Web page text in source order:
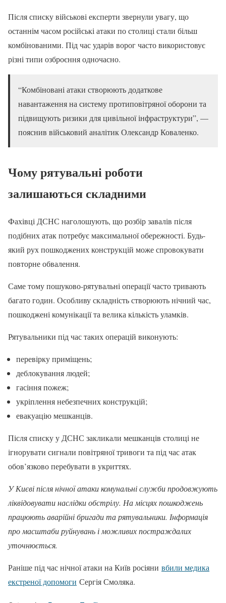
Після списку військові експерти звернули увагу, що
останнім часом російські атаки по столиці стали більш
комбінованими. Під час ударів ворог часто використовує
різні типи озброєння одночасно.
“Комбіновані атаки створюють додаткове
навантаження на систему протиповітряної оборони та
підвищують ризики для цивільної інфраструктури”, —
пояснив військовий аналітик Олександр Коваленко.
Чому рятувальні роботи
залишаються складними
Фахівці ДСНС наголошують, що розбір завалів після
подібних атак потребує максимальної обережності. Будь-
який рух пошкоджених конструкцій може спровокувати
повторне обвалення.
Саме тому пошуково-рятувальні операції часто тривають
багато годин. Особливу складність створюють нічний час,
пошкоджені комунікації та велика кількість уламків.
Рятувальники під час таких операцій виконують:
перевірку приміщень;
деблокування людей;
гасіння пожеж;
укріплення небезпечних конструкцій;
евакуацію мешканців.
Після списку у ДСНС закликали мешканців столиці не
ігнорувати сигнали повітряної тривоги та під час атак
обов’язково перебувати в укриттях.
У Києві після нічної атаки комунальні служби продовжують
ліквідовувати наслідки обстрілу. На місцях пошкоджень
працюють аварійні бригади та рятувальники. Інформація
про масштаби руйнувань і можливих постраждалих
уточнюється.
Раніше під час нічної атаки на Київ росіяни вбили медика
екстреної допомоги Сергія Смоляка.